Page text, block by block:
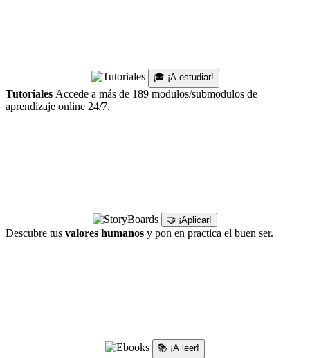
🎓 ¡A estudiar!
Tutoriales Accede a más de 189 modulos/submodulos de
aprendizaje online 24/7.
🤝 ¡Aplicar!
Descubre tus valores humanos y pon en practica el buen ser.
📚 ¡A leer!